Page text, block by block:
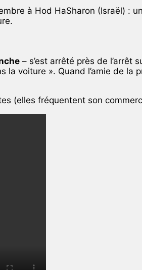
à Hod HaSharon (Israël) :
– s’est arrêté près de l’arrêt
voiture ». Quand l’amie de la
(elles fréquentent son